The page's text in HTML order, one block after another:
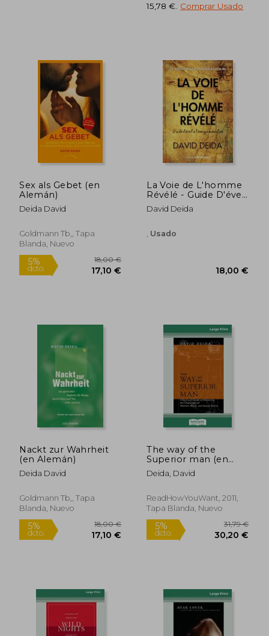
5%
dcto. 22,95 €
5%
dcto.
15,78 € Comprar Usado
Sex als Gebet (en
Alemán)
Deida David
Goldmann Tb,, Tapa
Blanda, Nuevo
5%
dcto.
18,00 €
17,10 €
La Voie de L'homme
Révélé - Guide D'éveil
à L'énergie Masculine
(en Francés)
David Deida
Usado
Nackt zur Wahrheit
(en Alemán)
Deida David
Goldmann Tb,, Tapa
Blanda, Nuevo
The way of the
Superior man (en
Inglés)
Deida, David
ReadHowYouWant, 2011,
Tapa Blanda, Nuevo